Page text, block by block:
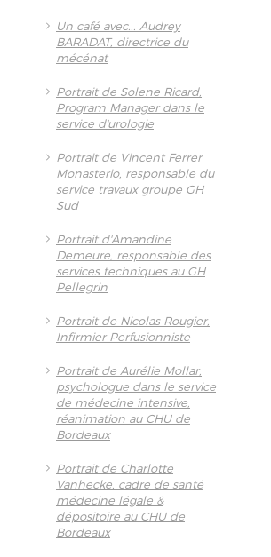
Un café avec... Audrey
BARADAT, directrice du
mécénat
Portrait de Solene Ricard,
Program Manager dans le
service d'urologie
Portrait de Vincent Ferrer
Monasterio, responsable du
service travaux groupe GH
Sud
Portrait d'Amandine
Demeure, responsable des
services techniques au GH
Pellegrin
Portrait de Nicolas Rougier,
Infirmier Perfusionniste
Portrait de Aurélie Mollar,
psychologue dans le service
de médecine intensive,
réanimation au CHU de
Bordeaux
Portrait de Charlotte
Vanhecke, cadre de santé
médecine légale &
dépositoire au CHU de
Bordeaux